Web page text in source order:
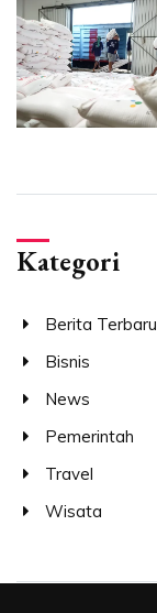
Kategori
Berita Terbaru
Bisnis
News
Pemerintah
Travel
Wisata